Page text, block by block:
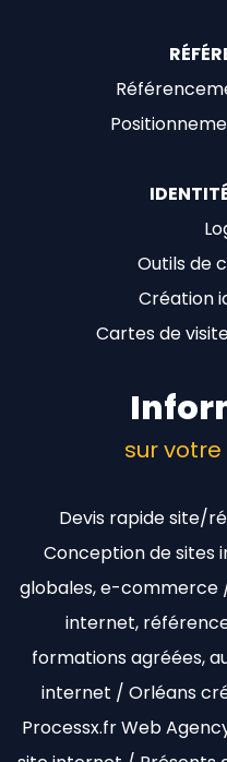
Outils de
Création
Cartes de
sur
Devis rapide site/
Conception de sites
globales, e-commerce
internet,
formations agréées,
internet / Orléans
Processx.fr Web